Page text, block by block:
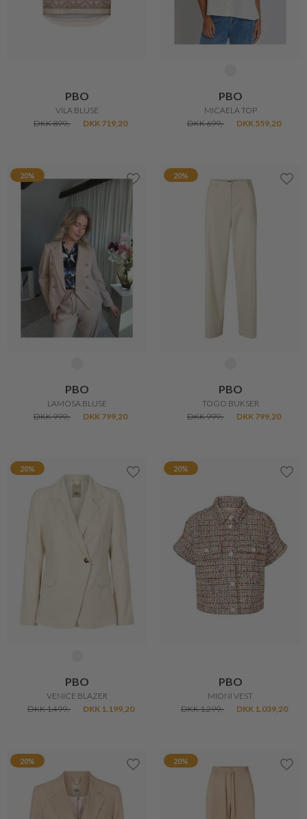
PBO
VILA BLUSE
DKK 899,-
DKK 719,20
PBO
MICAELA TOP
DKK 699,-
DKK 559,20
20%
PBO
LAMOSA BLUSE
DKK 999,-
DKK 799,20
20%
PBO
TOGO BUKSER
DKK 999,-
DKK 799,20
20%
PBO
VENICE BLAZER
DKK 1.499,-
DKK 1.199,20
20%
PBO
MIONI VEST
DKK 1.299,-
DKK 1.039,20
20% 20%